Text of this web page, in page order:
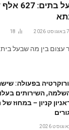
בערכי ההון
7 באוגוסט 2026 18
עצום בין מה שבעל בית
בפעולה:
השירותים
קניון – במחוז של